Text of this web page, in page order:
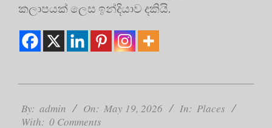
කලාපයක් ලෙස ඉන්දියාව දකියි.
05-
19
By: admin On: May 19, 2026 In: Places
With: 0 Comments